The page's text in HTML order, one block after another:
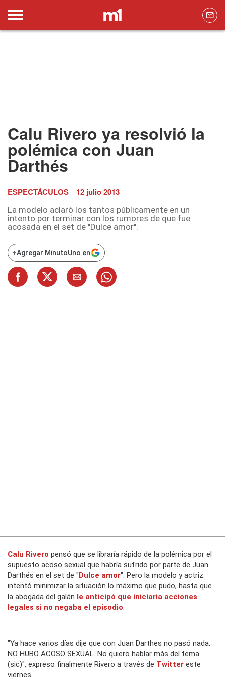
Calu Rivero ya resolvió la
polémica con Juan
Darthés
ESPECTÁCULOS 12 julio 2013
La modelo aclaró los tantos públicamente en un
intento por terminar con los rumores de que fue
acosada en el set de "Dulce amor".
+Agregar MinutoUno en
Calu Rivero pensó que se libraría rápido de la polémica por el
supuesto acoso sexual que habría sufrido por parte de Juan
Darthés en el set de "Dulce amor". Pero la modelo y actriz
intentó minimizar la situación lo máximo que pudo, hasta que
la abogada del galán le anticipó que iniciaría acciones
legales si no negaba el episodio.
"Ya hace varios días dije que con Juan Darthes no pasó nada.
NO HUBO ACOSO SEXUAL. No quiero hablar más del tema
(sic)", expreso finalmente Rivero a través de Twitter este
viernes.